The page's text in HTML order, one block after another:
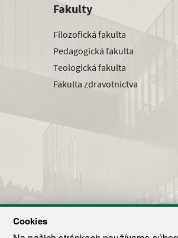
Cookies
Fakulty
Filozofická fakulta
Pedagogická fakulta
Teologická fakulta
Fakulta zdravotníctva